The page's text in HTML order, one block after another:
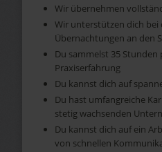
Wir übernehmen
Wir unterstützen dich bei
Übernachtungen an den
Du sammelst 35
Praxiserfahrung
Du kannst dich auf
Du hast umfangreiche
stetig wachsenden
Du kannst dich auf ein
von schnellen